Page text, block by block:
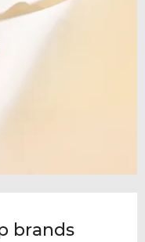
brands